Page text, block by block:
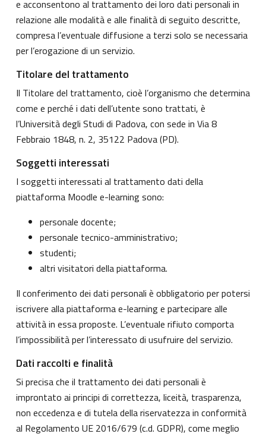
e acconsentono al trattamento dei loro dati personali in
relazione alle modalità e alle finalità di seguito descritte,
compresa l’eventuale diffusione a terzi solo se necessaria
per l’erogazione di un servizio.
Titolare del trattamento
Il Titolare del trattamento, cioè l’organismo che determina
come e perché i dati dell’utente sono trattati, è
l’Università degli Studi di Padova, con sede in Via 8
Febbraio 1848, n. 2, 35122 Padova (PD).
Soggetti interessati
I soggetti interessati al trattamento dati della
piattaforma Moodle e-learning sono:
personale docente;
personale tecnico-amministrativo;
studenti;
altri visitatori della piattaforma.
Il conferimento dei dati personali è obbligatorio per potersi
iscrivere alla piattaforma e-learning e partecipare alle
attività in essa proposte. L’eventuale rifiuto comporta
l’impossibilità per l’interessato di usufruire del servizio.
Dati raccolti e finalità
Si precisa che il trattamento dei dati personali è
improntato ai principi di correttezza, liceità, trasparenza,
non eccedenza e di tutela della riservatezza in conformità
al Regolamento UE 2016/679 (c.d. GDPR), come meglio